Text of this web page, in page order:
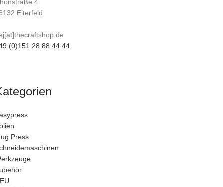
4
Eiterfeld
(0)151 28 88 44 44
Press